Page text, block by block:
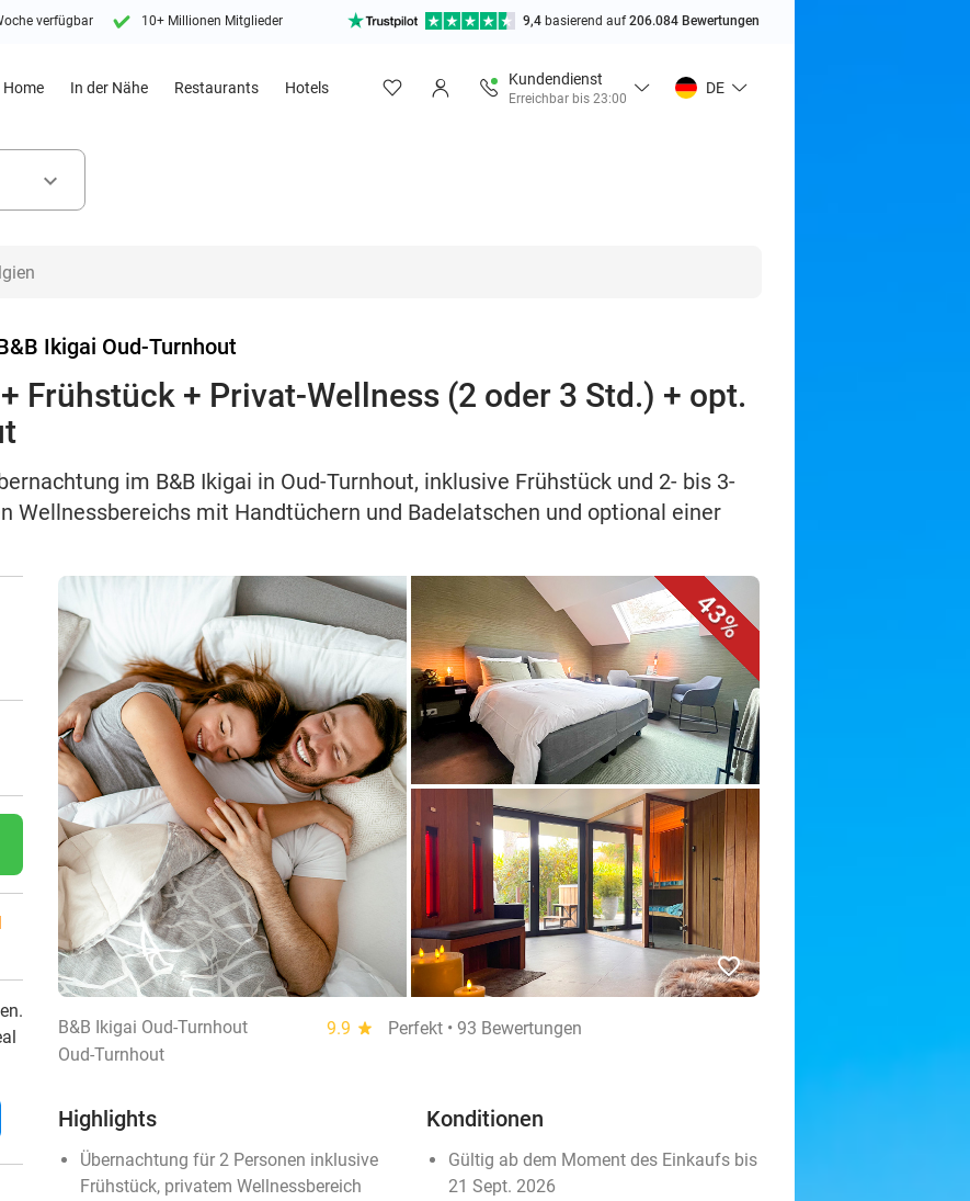
verfügbar 10+ Millionen Mitglieder 9,4 basierend auf206.084 Bewertungen
Home In der Nähe Restaurants Hotels
Kundendienst
Erreichbar bis 23:00
DE
keyboard_arrow_down
Ikigai Oud-Turnhout
Frühstück + Privat-Wellness (2 oder 3 Std.) + opt.
im B&B Ikigai in Oud-Turnhout, inklusive Frühstück und 2- bis 3-
Wellnessbereichs mit Handtüchern und Badelatschen und optional einer
43%
favorite_border
B&B Ikigai Oud-Turnhout 9.9 star
Perfekt • 93 Bewertungen
Oud-Turnhout
Highlights
Übernachtung für 2 Personen inklusive
Frühstück, privatem Wellnessbereich
Konditionen
Gültig ab dem Moment des Einkaufs bis
21 Sept. 2026